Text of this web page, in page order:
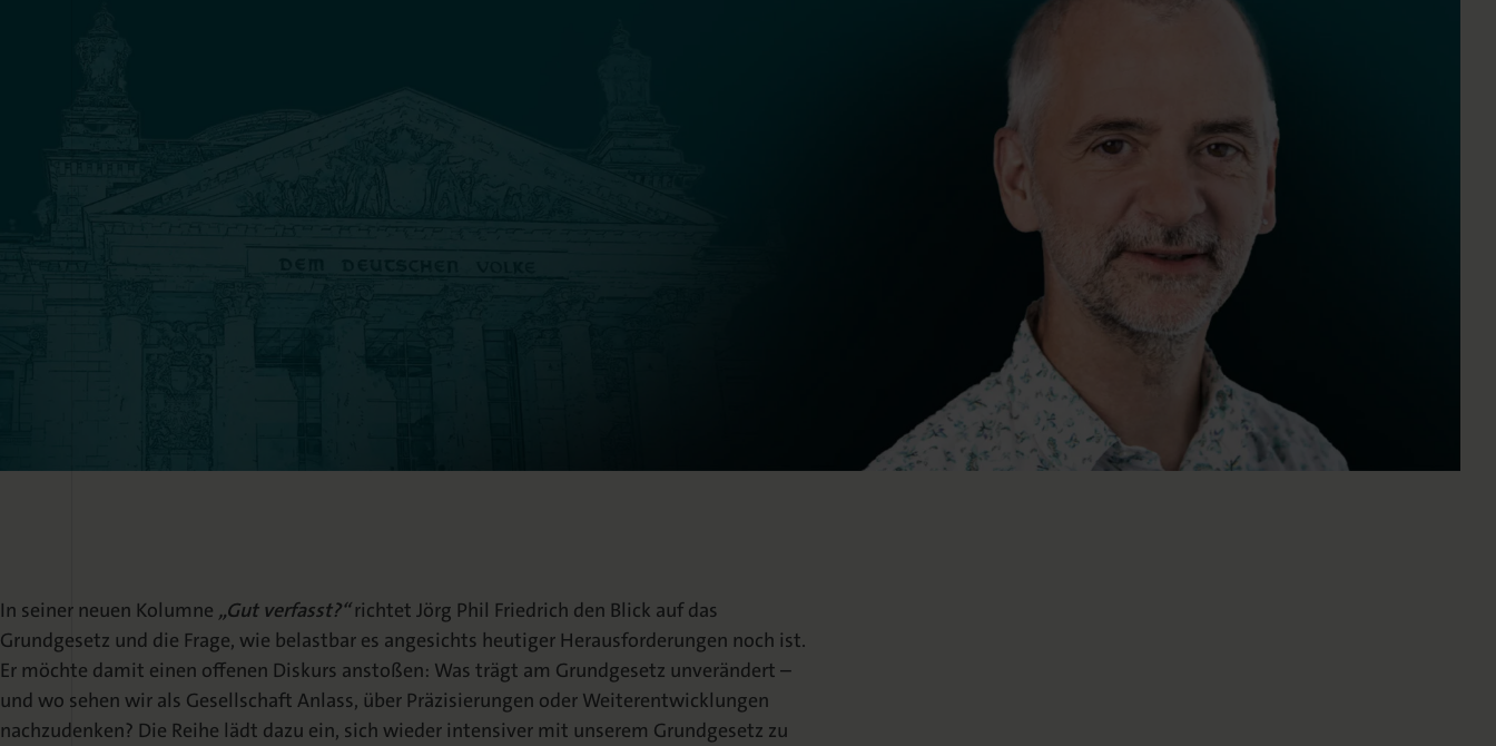
In seiner neuen Kolumne „Gut verfasst?“richtet Jörg Phil Friedrich den Blick auf das
Grundgesetz und die Frage, wie belastbar es angesichts heutiger Herausforderungen noch ist.
Er möchte damit einen offenen Diskurs anstoßen: Was trägt am Grundgesetz unverändert –
und wo sehen wir als Gesellschaft Anlass, über Präzisierungen oder Weiterentwicklungen
nachzudenken? Die Reihe lädt dazu ein, sich wieder intensiver mit unserem Grundgesetz zu